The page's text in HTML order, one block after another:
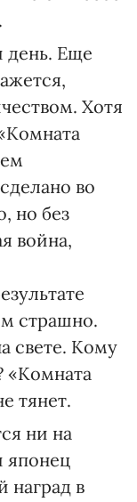
день. Еще
Хотя
во
но без
война,
страшно.
свете. Кому
«Комната
тянет.
ни на
японец
в